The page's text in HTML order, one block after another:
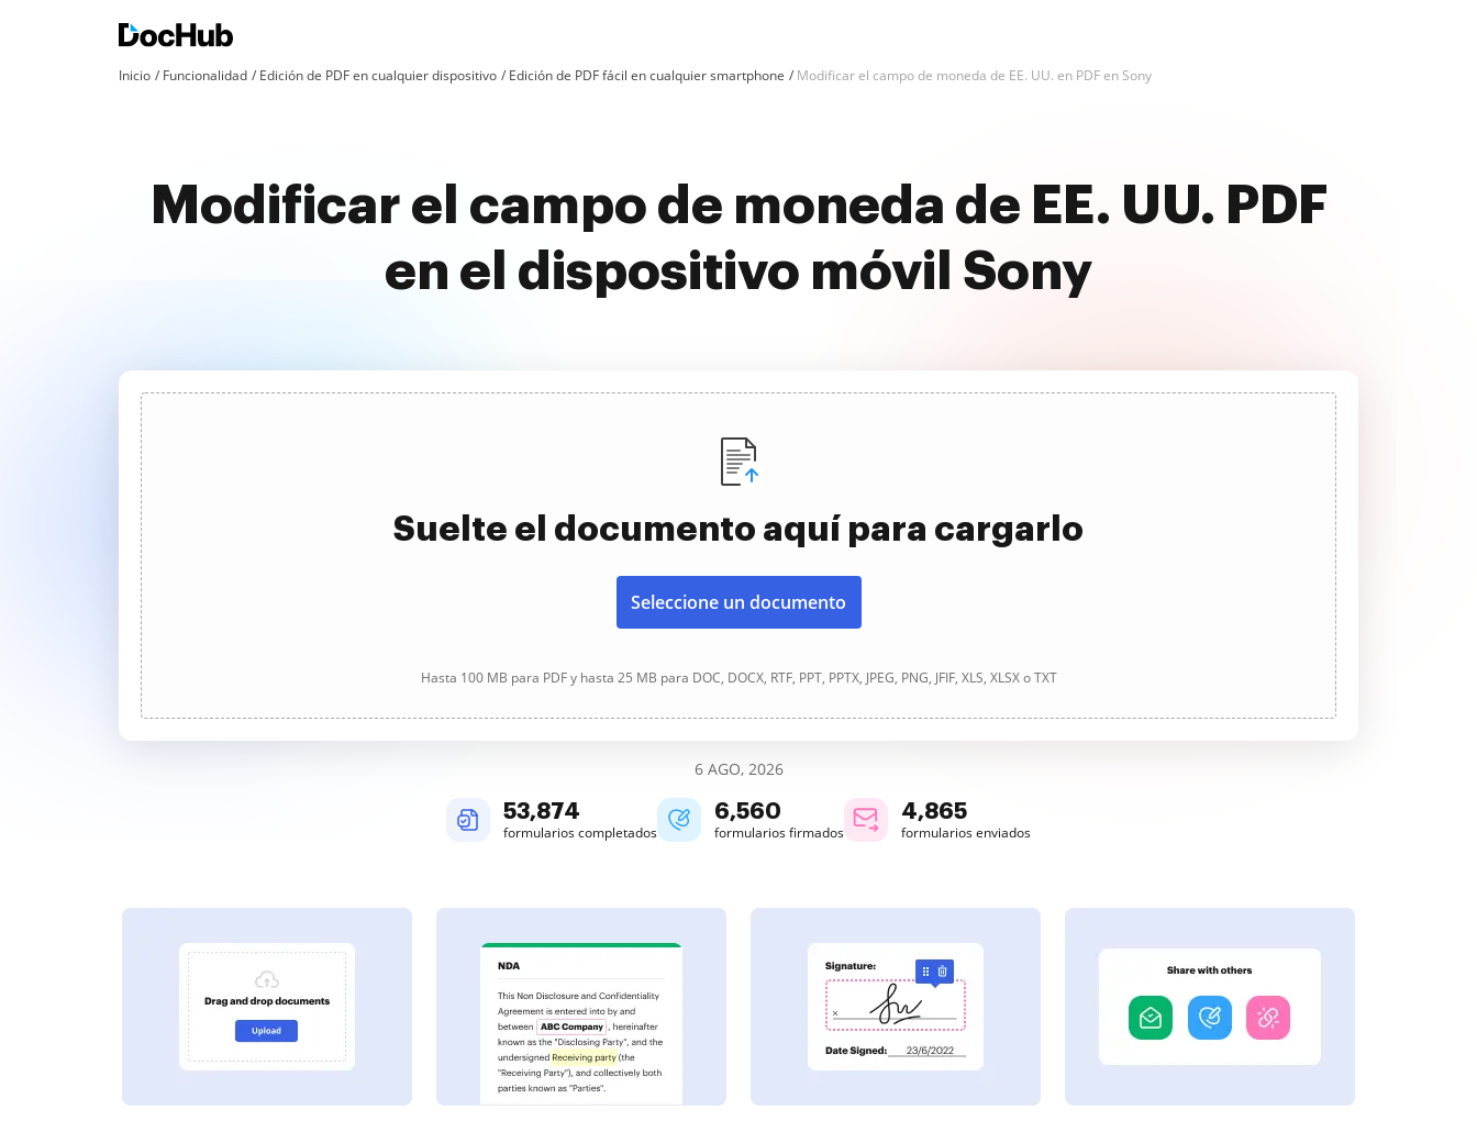
Inicio Funcionalidad Edición de PDF en cualquier dispositivo Edición de PDF fácil en cualquier smartphone Modificar el campo de moneda de EE. UU. en PDF en Sony
Modificar el campo de moneda de EE. UU. PDF
en el dispositivo móvil Sony
Suelte el documento aquí para cargarlo
Seleccione un documento
Hasta 100 MB para PDF y hasta 25 MB para DOC, DOCX, RTF, PPT, PPTX, JPEG, PNG, JFIF, XLS, XLSX o TXT
6 AGO, 2026
53,874
formularios completados
6,560
formularios firmados
4,865
formularios enviados